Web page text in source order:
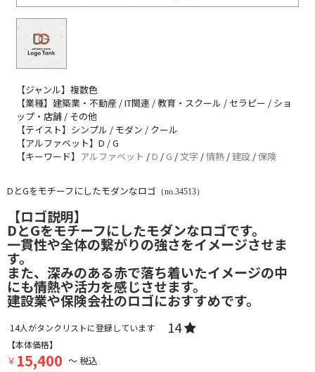
【ジャンル】複数色
【業種】建築業・不動産 / IT関連 / 教育・スクール / セラピー / ショ
ップ・店舗 / その他
【テイスト】シンプル / モダン / クール
【アルファベット】D / G
【キーワード】 アルファベット /D / G /文字 /情熱 /建設 /保険
DとGをモチーフにしたモダンなロゴ （no.34513）
【ロゴ説明】
DとGをモチーフにしたモダンなロゴです。
一貫性や全体の繋がりの強さをイメージさせま
す。
また、深みのある赤で落ち着いたイメージの中
にも情熱や活力を感じさせます。
建設業や保険会社のロゴにおすすめです。
14人がタンクリストに登録しています 14
【本体価格】
￥ 15,400 ～ 税込